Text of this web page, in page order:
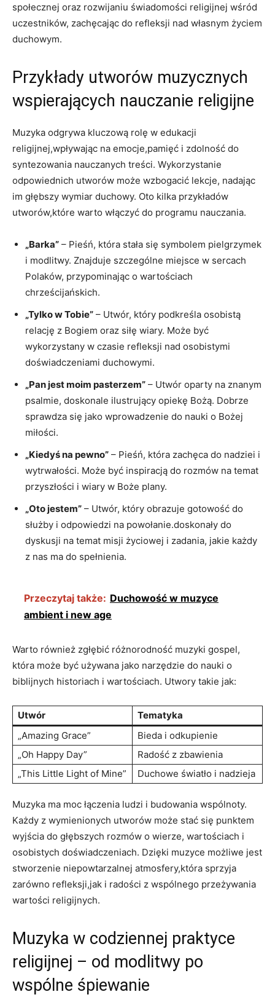
społecznej oraz rozwijaniu świadomości religijnej wśród
uczestników, zachęcając do refleksji nad własnym życiem
duchowym.
Przykłady utworów muzycznych
wspierających nauczanie religijne
Muzyka odgrywa kluczową rolę w edukacji
religijnej,wpływając na emocje,pamięć i zdolność do
syntezowania nauczanych treści. Wykorzystanie
odpowiednich utworów może wzbogacić lekcje, nadając
im głębszy wymiar duchowy. Oto kilka przykładów
utworów,które warto włączyć do programu nauczania.
„Barka” – Pieśń, która stała się symbolem pielgrzymek
i modlitwy. Znajduje szczególne miejsce w sercach
Polaków, przypominając o wartościach
chrześcijańskich.
„Tylko w Tobie” – Utwór, który podkreśla osobistą
relację z Bogiem oraz siłę wiary. Może być
wykorzystany w czasie refleksji nad osobistymi
doświadczeniami duchowymi.
„Pan jest moim pasterzem” – Utwór oparty na znanym
psalmie, doskonale ilustrujący opiekę Bożą. Dobrze
sprawdza się jako wprowadzenie do nauki o Bożej
miłości.
„Kiedyś na pewno” – Pieśń, która zachęca do nadziei i
wytrwałości. Może być inspiracją do rozmów na temat
przyszłości i wiary w Boże plany.
„Oto jestem” – Utwór, który obrazuje gotowość do
służby i odpowiedzi na powołanie.doskonały do
dyskusji na temat misji życiowej i zadania, jakie każdy
z nas ma do spełnienia.
Przeczytaj także: Duchowość w muzyce
ambient i new age
Warto również zgłębić różnorodność muzyki gospel,
która może być używana jako narzędzie do nauki o
biblijnych historiach i wartościach. Utwory takie jak:
Utwór
Tematyka
„Amazing Grace”
Bieda i odkupienie
„Oh Happy Day”
Radość z zbawienia
„This Little Light of Mine”
Duchowe światło i nadzieja
Muzyka ma moc łączenia ludzi i budowania wspólnoty.
Każdy z wymienionych utworów może stać się punktem
wyjścia do głębszych rozmów o wierze, wartościach i
osobistych doświadczeniach. Dzięki muzyce możliwe jest
stworzenie niepowtarzalnej atmosfery,która sprzyja
zarówno refleksji,jak i radości z wspólnego przeżywania
wartości religijnych.
Muzyka w codziennej praktyce
religijnej – od modlitwy po
wspólne śpiewanie